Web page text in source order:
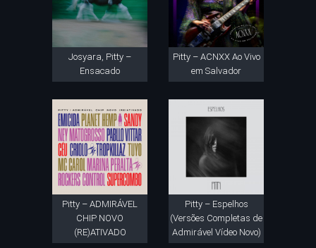
Josyara, Pitty –
Ensacado
Pitty – ACNXX Ao Vivo
em Salvador
Pitty – ADMIRÁVEL
CHIP NOVO
(RE)ATIVADO
Pitty – Espelhos
(Versões Completas de
Admirável Vídeo Novo)